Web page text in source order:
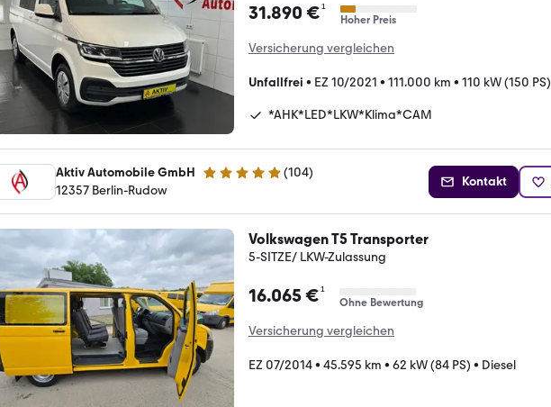
31.890 €¹
Hoher Preis
Versicherung vergleichen
Unfallfrei • EZ 10/2021 • 111.000 km • 110 kW (150 PS)
*AHK*LED*LKW*Klima*CAM
Aktiv Automobile GmbH 5 Sterne (104)
12357 Berlin-Rudow
Kontakt
Volkswagen T5 Transporter
5-SITZE/ LKW-Zulassung
16.065 €¹
Ohne Bewertung
Versicherung vergleichen
EZ 07/2014• 45.595 km • 62 kW (84 PS) • Diesel